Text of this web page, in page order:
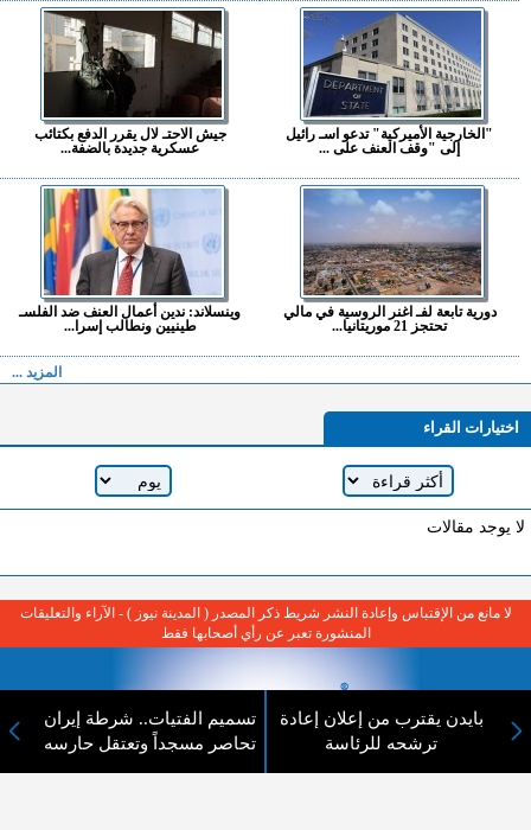
"الخارجية الأميركية" تدعو اسـ رائيل
إلى "وقف العنف على ...
جيش الاحتـ لال يقرر الدفع بكتائب
عسكرية جديدة بالضفة...
دورية تابعة لفـ اغنر الروسية في مالي
تحتجز 21 موريتانيا...
وينسلاند: ندين أعمال العنف ضد الفلسـ
طينيين ونطالب إسرا...
المزيد ...
اختيارات القراء
لا يوجد مقالات
بايدن يقترب من إعلان إعادة
ترشحه للرئاسة
تسميم الفتيات.. شرطة إيران
تحاصر مسجداً وتعتقل حارسه
لا مانع من الإقتباس وإعادة النشر شريط ذكر المصدر ( المدينة نيوز ) - الآراء والتعليقات
المنشورة تعبر عن رأي أصحابها فقط